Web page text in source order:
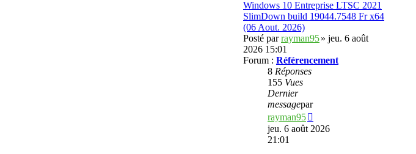
Windows 10 Entreprise LTSC 2021
SlimDown build 19044.7548 Fr x64
(06 Aout. 2026)
Posté parrayman95» jeu. 6 août
2026 15:01
Forum : Référencement
8 Réponses
155 Vues
Dernier
messagepar
rayman95
le
jeu. 6 août 2026
21:01